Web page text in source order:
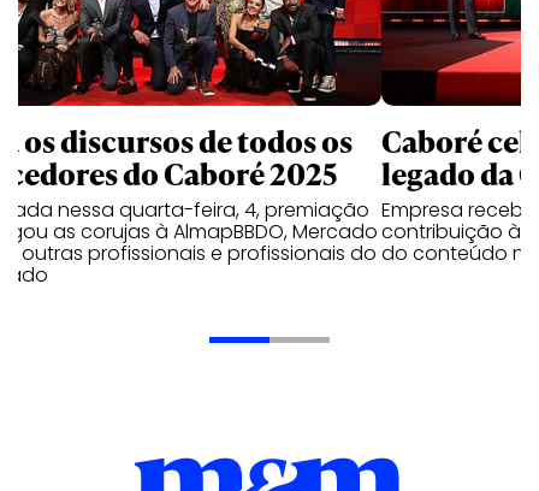
os discursos de todos os
do Caboré 2025
nessa quarta-feira, 4, premiação
as corujas à AlmapBBDO, Mercado
e outras profissionais e profissionais do
Caboré
legado da
Empresa
contribuição à
do conteúdo no